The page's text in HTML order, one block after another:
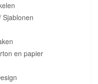
Sjablonen
en papier